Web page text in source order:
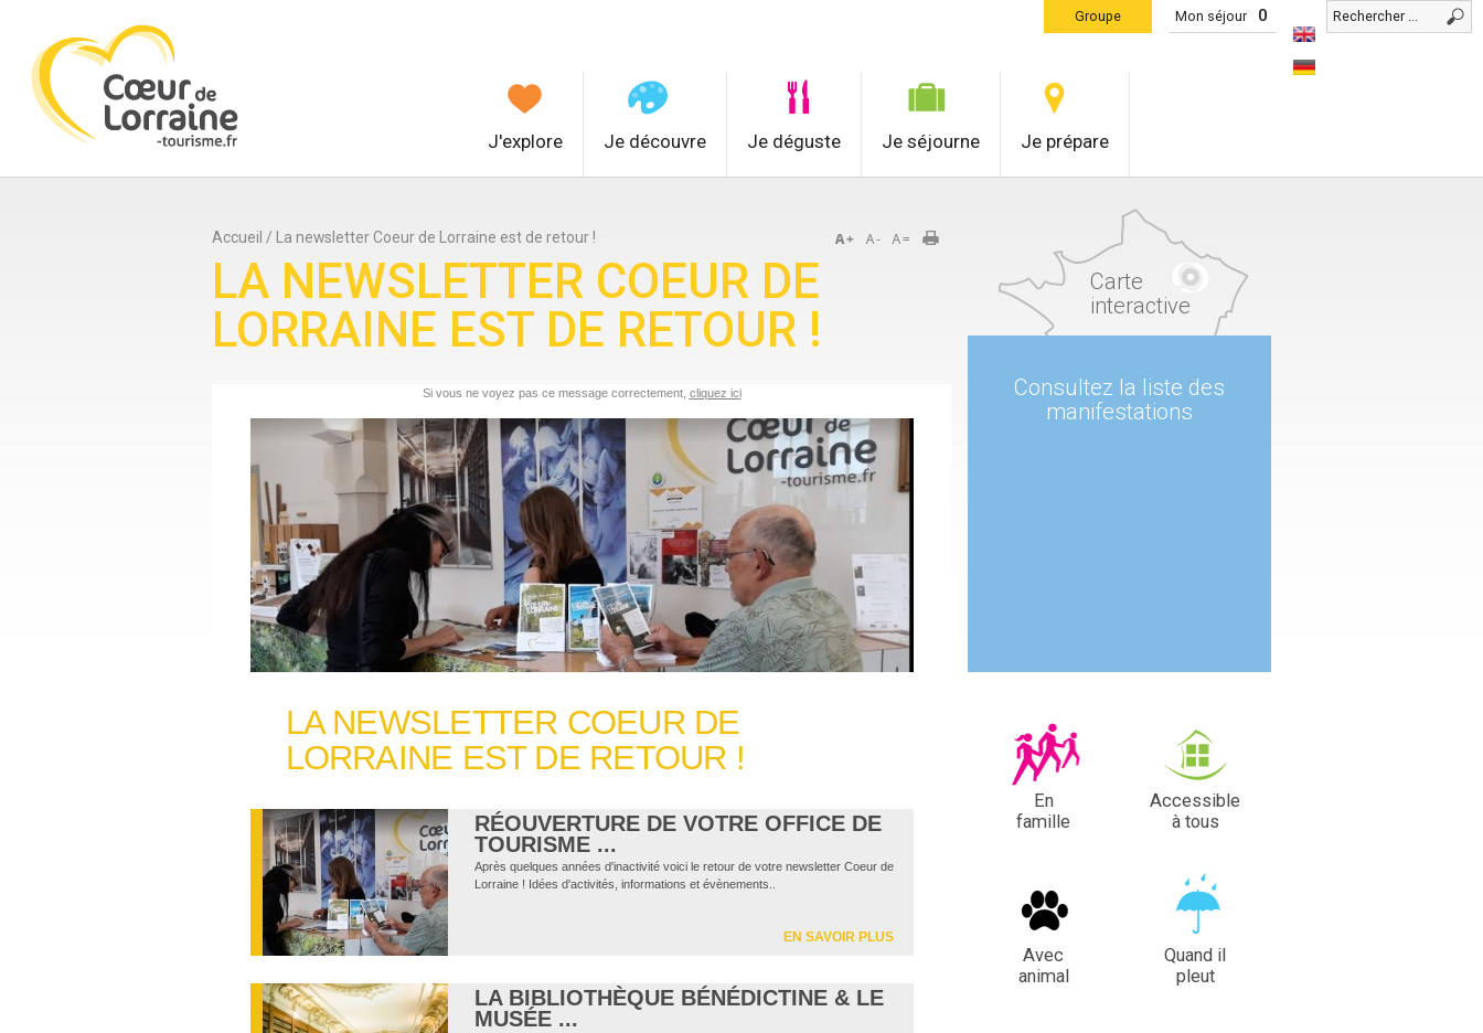
Mon séjour 0
Groupe
J'explore Je découvre Je déguste Je séjourne Je prépare
Accueil / La newsletter Coeur de Lorraine est de retour !
LA NEWSLETTER COEUR DE
LORRAINE EST DE RETOUR !
Si vous ne voyez pas ce message correctement, cliquez ici
LA NEWSLETTER COEUR DE
LORRAINE EST DE RETOUR !
RÉOUVERTURE DE VOTRE OFFICE DE
TOURISME ...
Après quelques années d'inactivité voici le retour de votre newsletter Coeur de
Lorraine ! Idées d'activités, informations et évènements..
EN SAVOIR PLUS
LA BIBLIOTHÈQUE BÉNÉDICTINE & LE
MUSÉE ...
Carte
interactive
Consultez la liste des
manifestations
En
famille
Accessible
à tous
Avec
animal
Quand il
pleut